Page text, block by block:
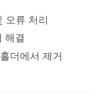
오류 처리
해결
더에서 제거